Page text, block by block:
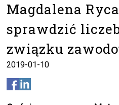
Magdalena
sprawdzić
związku
2019-01-10